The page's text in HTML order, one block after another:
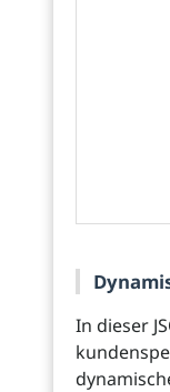
In dieser